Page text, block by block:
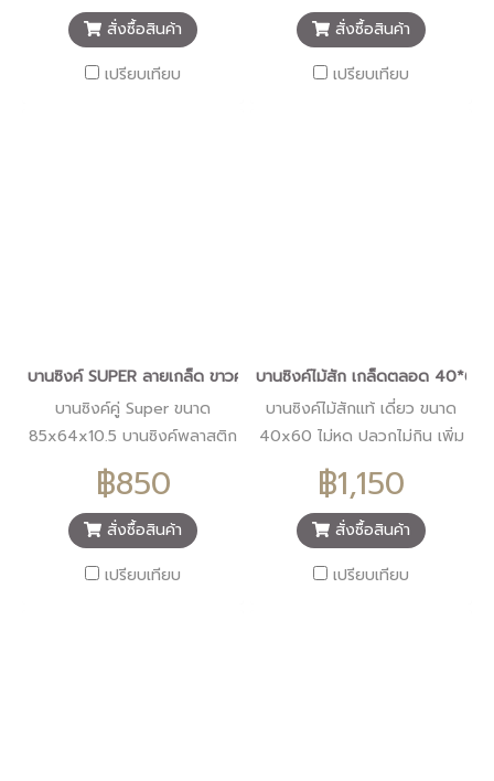
สั่งซื้อสินค้า
เปรียบเทียบ
สั่งซื้อสินค้า
เปรียบเทียบ
บานซิงค์ SUPER ลายเกล็ด ขาวคู่
บานซิงค์คู่ Super ขนาด
85x64x10.5 บานซิงค์พลาสติก
สำเร็จรูป โครงวัสดุผลิตจาก
พลาสติก PP ที่มีคุณภาพ
ปลอดภัยจากปลวกและแมลง
฿850
สั่งซื้อสินค้า
เปรียบเทียบ
บานซิงค์ไม้สัก เกล็ดตลอด 40*60
บานซิงค์ไม้สักแท้ เดี่ยว ขนาด
40x60 ไม่หด ปลวกไม่กิน เพิ่ม
ความสวยงาม ให้ความรู้สึกเป็น
ธรรมชาติ
฿1,150
สั่งซื้อสินค้า
เปรียบเทียบ